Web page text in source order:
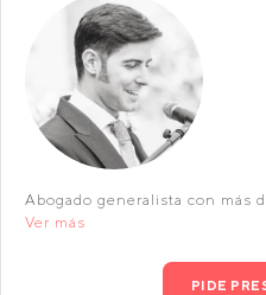
Abogado generalista con más
Ver más
PIDE